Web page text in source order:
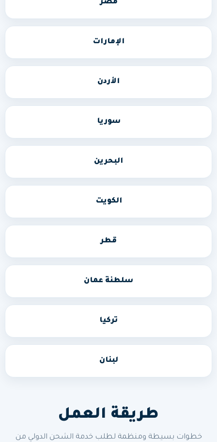
مصر
الإمارات
الأردن
سوريا
البحرين
الكويت
قطر
سلطنة عمان
تركيا
لبنان
طريقة العمل
خطوات بسيطة ومنظمة لطلب خدمة الشحن الدولي من